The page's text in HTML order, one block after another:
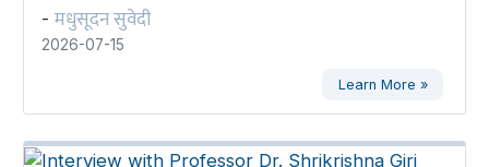
- मधुसूदन सुवेदी
2026-07-15
Learn More »